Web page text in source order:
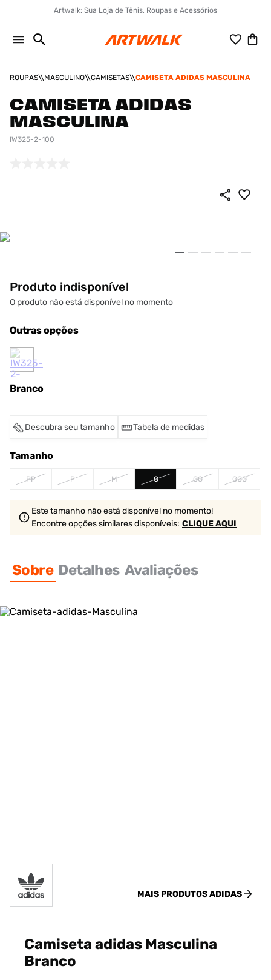
Artwalk: Sua Loja de Tênis, Roupas e Acessórios
ROUPAS MASCULINO CAMISETAS CAMISETA ADIDAS MASCULINA
CAMISETA ADIDAS
MASCULINA
IW325-2-100
Produto indisponível
O produto não está disponível no momento
Outras opções
Branco
Descubra seu tamanho Tabela de medidas
Tamanho
PP P M G GG GGG
Este tamanho não está disponível no momento!
Encontre opções similaresdisponíveis: CLIQUE AQUI
Sobre Detalhes Avaliações
MAIS PRODUTOSADIDAS
Camiseta adidas Masculina
Branco